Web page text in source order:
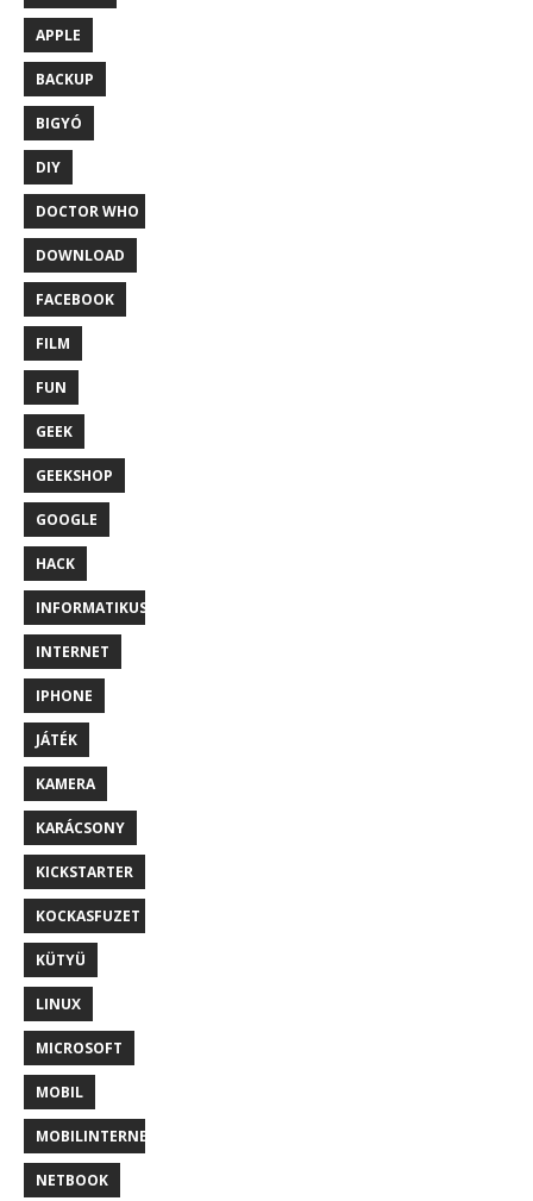
APPLE
BACKUP
BIGYÓ
DIY
DOCTOR WHO
DOWNLOAD
FACEBOOK
FILM
FUN
GEEK
GEEKSHOP
GOOGLE
HACK
INFORMATIKUS
INTERNET
IPHONE
JÁTÉK
KAMERA
KARÁCSONY
KICKSTARTER
KOCKASFUZET
KÜTYÜ
LINUX
MICROSOFT
MOBIL
MOBILINTERNET
NETBOOK